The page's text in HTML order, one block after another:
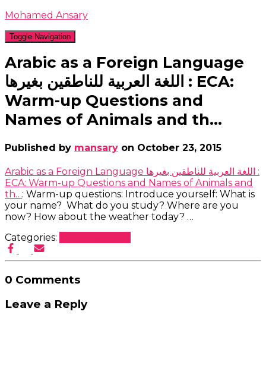
Mohamed Ansary
Toggle Navigation
Arabic as a Foreign Language
اللغة العربية للناطقين بغيرها : ECA:
Warm-up Questions and
Names of Animals and th…
Published by mansary on October 23, 2015
Arabic as a Foreign Language اللغة العربية للناطقين بغيرها :
ECA: Warm-up Questions and Names of Animals and
th…: Warm-up questions: Introduce yourself: What is
your name? What do you study? Where are you
now? How about the weather today? …
Categories:
0 Comments
Leave a Reply